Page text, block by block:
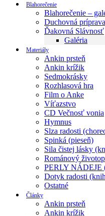
Blahorečenie
Blahorečenie –
Duchovná príprava
Ďakovná Slávnosť
Galéria
Materiály
Ankin prsteň
Ankin krížik
Sedmokrásky
Rozhlasová hra
Film o Anke
Víťazstvo
CD Večnosť vonia
Hymnus
Slza radosti
Spinká (pieseň)
Sila čistej lásky
Románový
PERLY
Dotyk radosti
Ostatné
Články
Ankin prsteň
Ankin krížik